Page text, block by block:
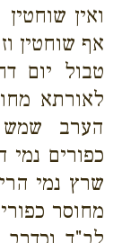
ואין
אף שוחטין
טבול יום
לאורתא
הערב
כפורים
שרץ נמי
מחוסר